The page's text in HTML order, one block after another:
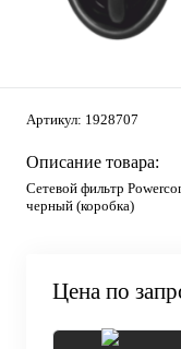
Артикул: 1928707
Описание товара:
Сетевой фильтр
черный (коробка)
Цена по